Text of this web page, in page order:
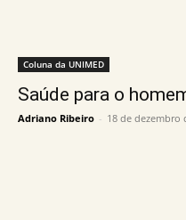
Coluna da UNIMED
Saúde para o
Adriano Ribeiro - 18 de dezembro